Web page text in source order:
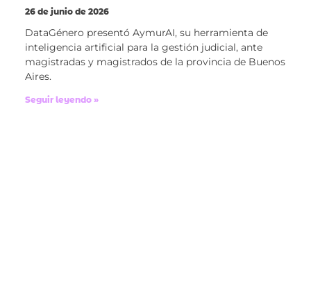
26 de junio de 2026
DataGénero presentó AymurAI, su herramienta de
inteligencia artificial para la gestión judicial, ante
magistradas y magistrados de la provincia de Buenos
Aires.
Seguir leyendo »